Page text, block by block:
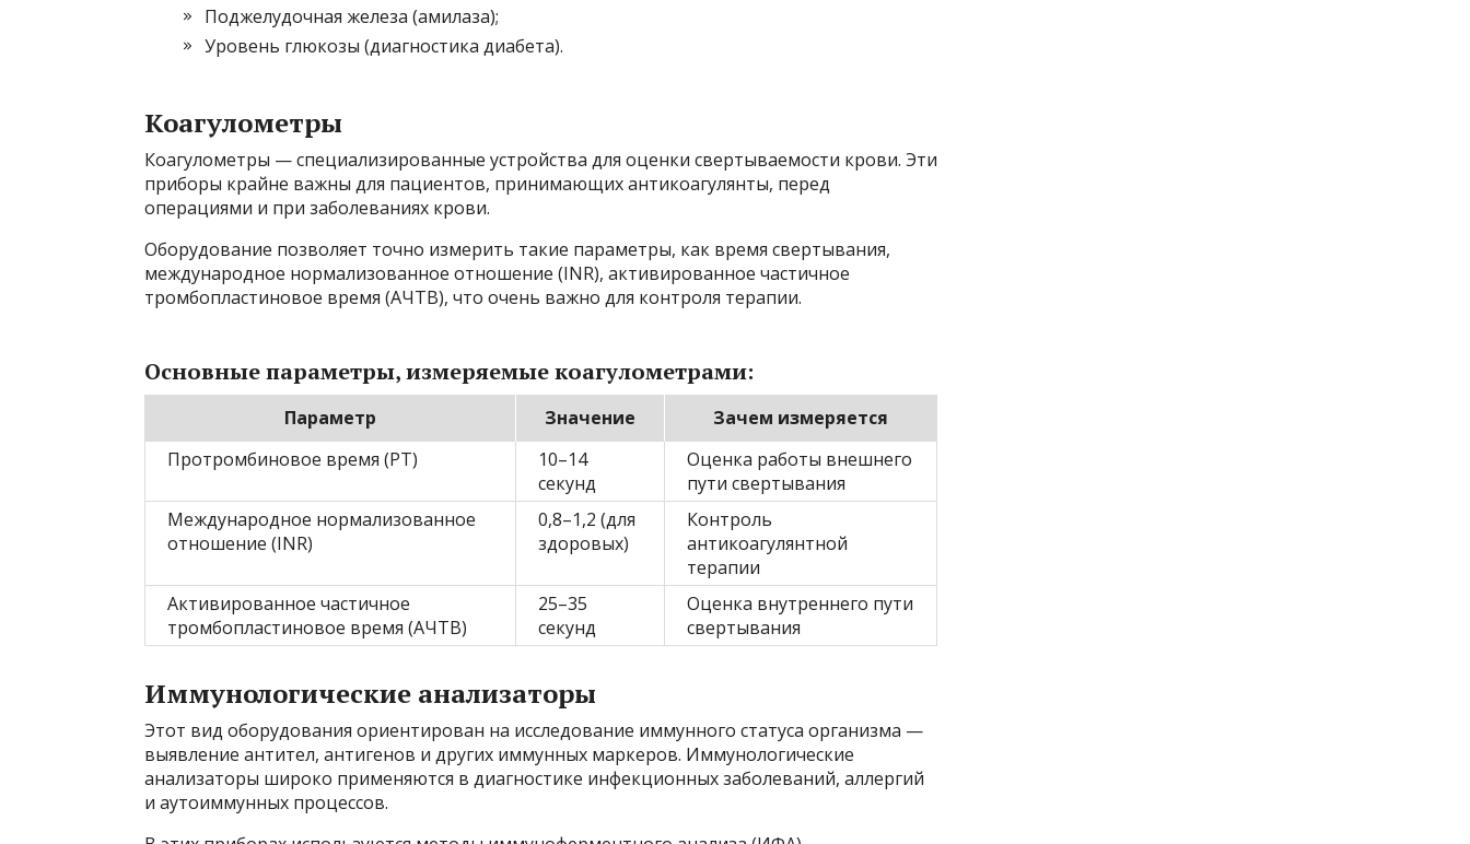
Поджелудочная железа (амилаза);
Уровень глюкозы (диагностика диабета).
Коагулометры
Коагулометры — специализированные устройства для оценки свертываемости крови. Эти
приборы крайне важны для пациентов, принимающих антикоагулянты, перед
операциями и при заболеваниях крови.
Оборудование позволяет точно измерить такие параметры, как время свертывания,
международное нормализованное отношение (INR), активированное частичное
тромбопластиновое время (АЧТВ), что очень важно для контроля терапии.
Основные параметры, измеряемые коагулометрами:
Параметр Значение
Зачем измеряется
Протромбиновое время (PT)
10–14
секунд
Оценка работы внешнего
пути свертывания
Международное нормализованное
отношение (INR)
0,8–1,2 (для
здоровых)
Контроль
антикоагулянтной
терапии
Активированное частичное
тромбопластиновое время (АЧТВ)
25–35
секунд
Оценка внутреннего пути
свертывания
Иммунологические анализаторы
Этот вид оборудования ориентирован на исследование иммунного статуса организма —
выявление антител, антигенов и других иммунных маркеров. Иммунологические
анализаторы широко применяются в диагностике инфекционных заболеваний, аллергий
и аутоиммунных процессов.